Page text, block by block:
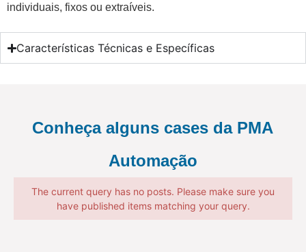
individuais, fixos ou extraíveis.
Características Técnicas e Específicas
Conheça alguns cases da PMA
Automação​
The current query has no posts. Please make sure you
have published items matching your query.